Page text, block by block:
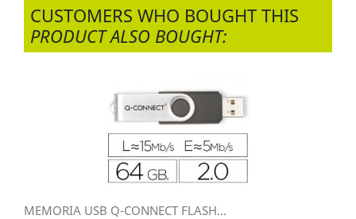
CUSTOMERS WHO BOUGHT THIS
PRODUCT ALSO BOUGHT:
MEMORIA USB Q-CONNECT FLASH...